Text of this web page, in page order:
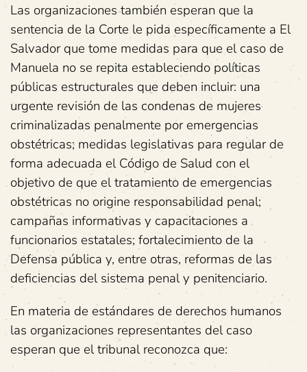
Las organizaciones también esperan que la
sentencia de la Corte le pida específicamente a El
Salvador que tome medidas para que el caso de
Manuela no se repita estableciendo políticas
públicas estructurales que deben incluir: una
urgente revisión de las condenas de mujeres
criminalizadas penalmente por emergencias
obstétricas; medidas legislativas para regular de
forma adecuada el Código de Salud con el
objetivo de que el tratamiento de emergencias
obstétricas no origine responsabilidad penal;
campañas informativas y capacitaciones a
funcionarios estatales; fortalecimiento de la
Defensa pública y, entre otras, reformas de las
deficiencias del sistema penal y penitenciario.
En materia de estándares de derechos humanos
las organizaciones representantes del caso
esperan que el tribunal reconozca que: